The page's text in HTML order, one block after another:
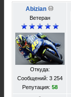
Abizian
Ветеран
Откуда:
Сообщений: 3 254
Репутация: 58